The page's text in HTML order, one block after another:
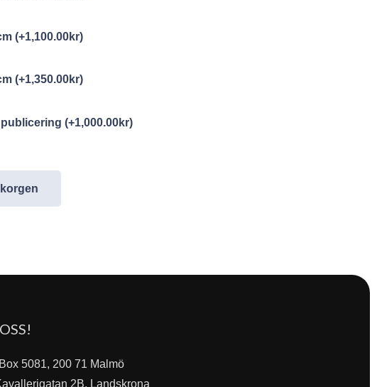
(+1,100.00kr)
(+1,350.00kr)
(+1,000.00kr)
5081, 200 71 Malmö
2B, Landskrona